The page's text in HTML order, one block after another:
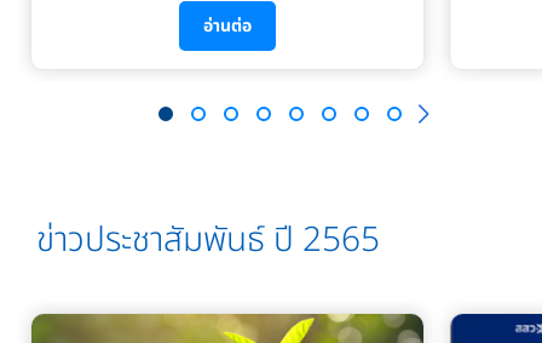
อ่านต่อ
ข่าวประชาสัมพันธ์ ปี 2565